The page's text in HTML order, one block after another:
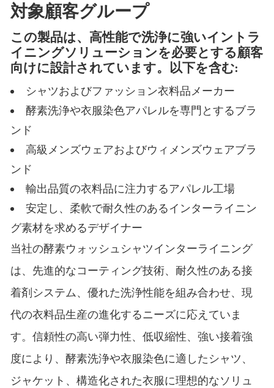
対象顧客グループ
この製品は、高性能で洗浄に強いイントラ
イニングソリューションを必要とする顧客
向けに設計されています。以下を含む:
シャツおよびファッション衣料品メーカー
酵素洗浄や衣服染色アパレルを専門とするブラ
ンド
高級メンズウェアおよびウィメンズウェアブラ
ンド
輸出品質の衣料品に注力するアパレル工場
安定し、柔軟で耐久性のあるインターライニン
グ素材を求めるデザイナー
当社の酵素ウォッシュシャツインターライニング
は、先進的なコーティング技術、耐久性のある接
着剤システム、優れた洗浄性能を組み合わせ、現
代の衣料品生産の進化するニーズに応えていま
す。信頼性の高い弾力性、低収縮性、強い接着強
度により、酵素洗浄や衣服染色に適したシャツ、
ジャケット、構造化された衣服に理想的なソリュ